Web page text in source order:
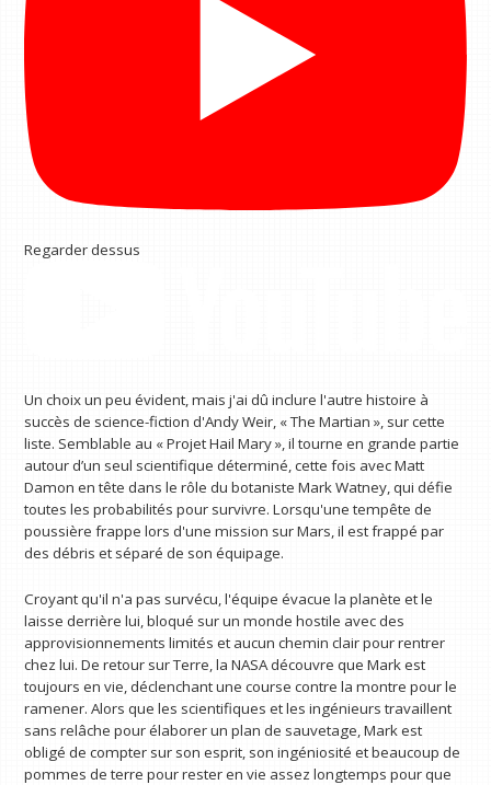
Regarder dessus
Un choix un peu évident, mais j'ai dû inclure l'autre histoire à
succès de science-fiction d'Andy Weir, « The Martian », sur cette
liste. Semblable au « Projet Hail Mary », il tourne en grande partie
autour d’un seul scientifique déterminé, cette fois avec Matt
Damon en tête dans le rôle du botaniste Mark Watney, qui défie
toutes les probabilités pour survivre. Lorsqu'une tempête de
poussière frappe lors d'une mission sur Mars, il est frappé par
des débris et séparé de son équipage.
Croyant qu'il n'a pas survécu, l'équipe évacue la planète et le
laisse derrière lui, bloqué sur un monde hostile avec des
approvisionnements limités et aucun chemin clair pour rentrer
chez lui. De retour sur Terre, la NASA découvre que Mark est
toujours en vie, déclenchant une course contre la montre pour le
ramener. Alors que les scientifiques et les ingénieurs travaillent
sans relâche pour élaborer un plan de sauvetage, Mark est
obligé de compter sur son esprit, son ingéniosité et beaucoup de
pommes de terre pour rester en vie assez longtemps pour que